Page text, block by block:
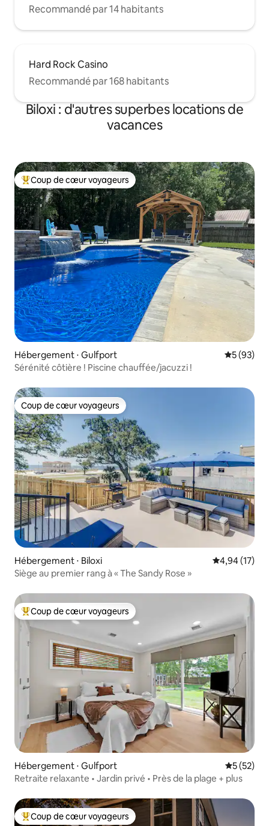
Recommandé par 14 habitants
Hard Rock Casino
Recommandé par 168 habitants
Biloxi : d'autres superbes locations de
vacances
Coups de cœur voyageurs les plus appréciés
Coup de cœur voyageurs
Hébergement ⋅ Gulfport
5 (93)
Sérénité côtière ! Piscine chauffée/jacuzzi !
Coup de cœur voyageurs
Coup de cœur voyageurs
Hébergement ⋅ Biloxi Évaluation
4,94 (17)
Siège au premier rang à « The Sandy Rose »
Coups de cœur voyageurs les plus appréciés
Coup de cœur voyageurs
Hébergement ⋅ Gulfport
5 (52)
Retraite relaxante • Jardin privé • Près de la plage + plus
Coups de cœur voyageurs les plus appréciés
Coup de cœur voyageurs